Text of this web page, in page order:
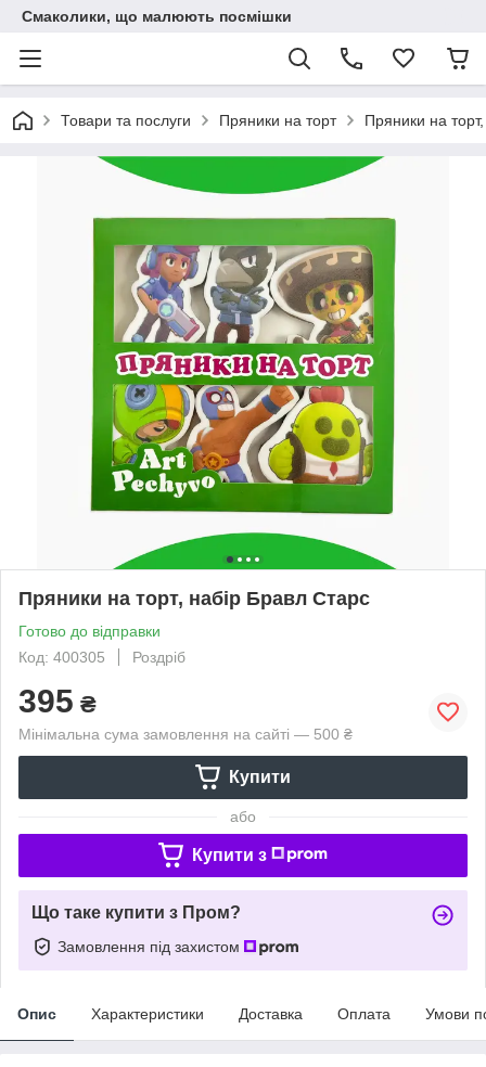
Смаколики, що малюють посмішки
Товари та послуги Пряники на торт Пряники на
Пряники на торт, набір Бравл Старс
Готово до відправки
Код: 400305
Роздріб
395 ₴
Мінімальна сума замовлення на сайті — 500 ₴
Купити
або
Купити з
Що таке купити з Пром?
Замовлення під захистом
Опис Характеристики Доставка Оплата Умови